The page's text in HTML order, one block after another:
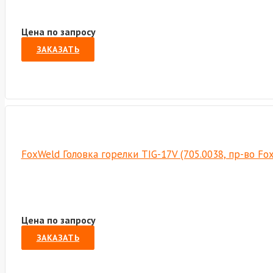
Цена по запросу
ЗАКАЗАТЬ
FoxWeld Головка горелки TIG-17V (705.0038, пр-во
Цена по запросу
ЗАКАЗАТЬ